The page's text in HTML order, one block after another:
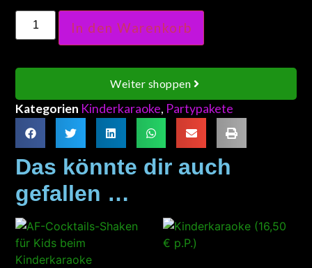
In den Warenkorb
Weiter shoppen
Kategorien Kinderkaraoke, Partypakete
Das könnte dir auch
gefallen …